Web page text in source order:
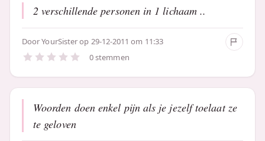
2 verschillende personen in 1 lichaam ..
DoorYourSisterop 29-12-2011 om 11:33
0 stemmen
Woorden doen enkel pijn als je jezelf toelaat ze
te geloven